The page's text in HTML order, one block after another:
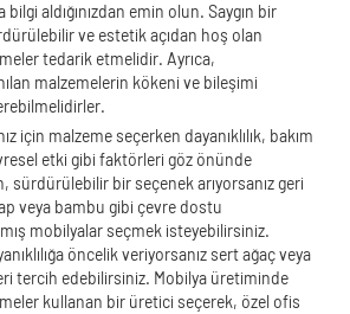
aldığınızdan emin olun. Saygın bir
ve estetik açıdan hoş olan
tedarik etmelidir. Ayrıca,
malzemelerin kökeni ve bileşimi
için malzeme seçerken dayanıklılık, bakım
etki gibi faktörleri göz önünde
sürdürülebilir bir seçenek arıyorsanız geri
veya bambu gibi çevre dostu
mobilyalar seçmek isteyebilirsiniz.
öncelik veriyorsanız sert ağaç veya
tercih edebilirsiniz. Mobilya üretiminde
kullanan bir üretici seçerek, özel ofis